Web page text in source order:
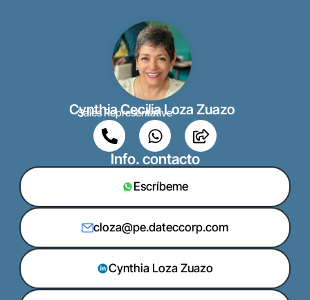
Cynthia Cecilia Loza Zuazo
Sales Representative
Info. contacto
Escríbeme
cloza@pe.dateccorp.com
Cynthia Loza Zuazo